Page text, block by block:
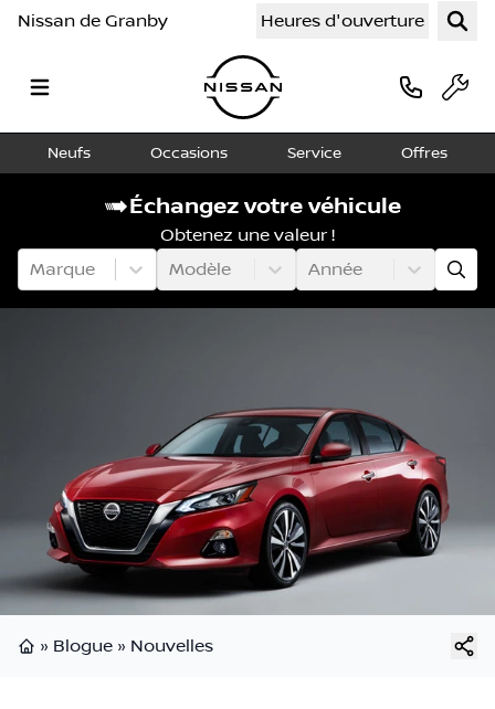
Nissan de Granby Heures d'ouverture
Neufs Occasions Service Offres
Échangez votre véhicule
Obtenez une valeur !
Marque
Modèle Année
» Blogue » Nouvelles